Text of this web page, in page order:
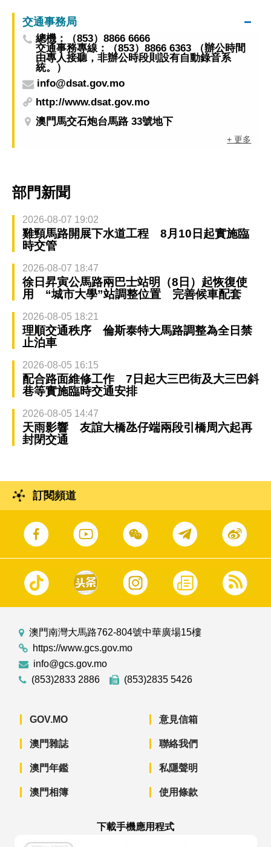
交通事務局
總機：（853）8866 6666
交通事務專線：（853）8866 6363 （辦公時間
由專人接聽，非辦公時段則設有自動錄音系
統。）
info@dsat.gov.mo
http://www.dsat.gov.mo
澳門馬交石炮台馬路 33號地下
+ 更多
部門新聞
2026-08-07 19:02
雞頸馬路開展下水道工程 8月10日起實施臨
時交管
2026-08-07 18:47
徐日昇寅公馬路兩巴士站明（8日）起恢復使
用 “城市大學”站調整位置 完善候車配套
2026-08-05 18:21
理順交通秩序 倫斯泰特大馬路調整為全日禁
止泊車
2026-08-05 16:15
配合路面維修工作 7日起大三巴街及大三巴斜
巷等實施臨時交通安排
2026-08-05 14:47
天雨影響 友誼大橋氹仔端兩段引橋周六起再
封閉交通
訂閱頻道
澳門南灣大馬路762-804號中華廣場15樓
https://www.gcs.gov.mo
info@gcs.gov.mo
(853)2833 2886
(853)2835 5426
GOV.MO
澳門雜誌
澳門年鑑
澳門相簿
意見信箱
聯絡我們
私隱聲明
使用條款
下載手機應用程式